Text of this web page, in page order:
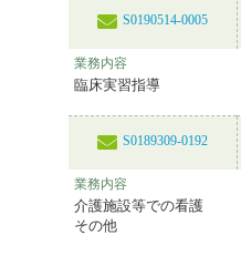
S0190514-0005
業務内容
臨床実習指導
S0189309-0192
業務内容
介護施設等での看護
その他